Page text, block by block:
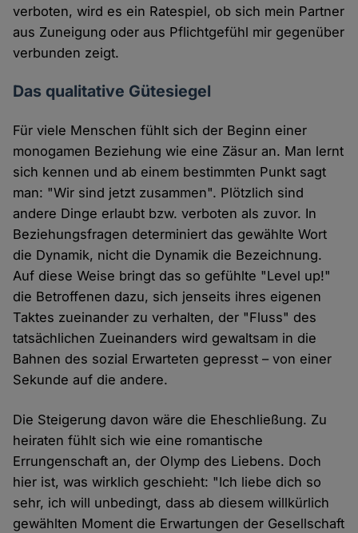
verboten, wird es ein Ratespiel, ob sich mein Partner
aus Zuneigung oder aus Pflichtgefühl mir gegenüber
verbunden zeigt.
Das qualitative Gütesiegel
Für viele Menschen fühlt sich der Beginn einer
monogamen Beziehung wie eine Zäsur an. Man lernt
sich kennen und ab einem bestimmten Punkt sagt
man: "Wir sind jetzt zusammen". Plötzlich sind
andere Dinge erlaubt bzw. verboten als zuvor. In
Beziehungsfragen determiniert das gewählte Wort
die Dynamik, nicht die Dynamik die Bezeichnung.
Auf diese Weise bringt das so gefühlte "Level up!"
die Betroffenen dazu, sich jenseits ihres eigenen
Taktes zueinander zu verhalten, der "Fluss" des
tatsächlichen Zueinanders wird gewaltsam in die
Bahnen des sozial Erwarteten gepresst – von einer
Sekunde auf die andere.
Die Steigerung davon wäre die Eheschließung. Zu
heiraten fühlt sich wie eine romantische
Errungenschaft an, der Olymp des Liebens. Doch
hier ist, was wirklich geschieht: "Ich liebe dich so
sehr, ich will unbedingt, dass ab diesem willkürlich
gewählten Moment die Erwartungen der Gesellschaft